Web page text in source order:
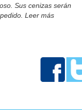
Sus cenizas serán
Leer más